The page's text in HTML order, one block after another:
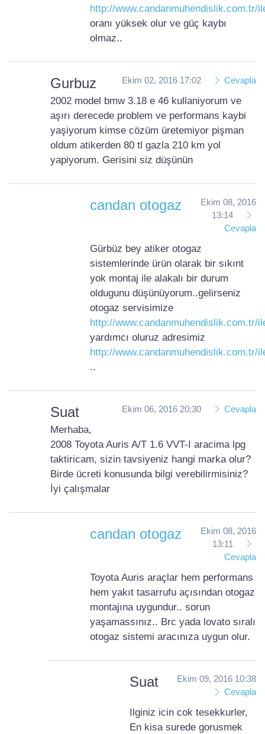
http://www.candanmuhendislik.com.tr/
oranı yüksek olur ve güç kaybı
olmaz..
Gurbuz Ekim 02, 2016 17:02 Cevapla
2002 model bmw 3.18 e 46 kullaniyorum ve
aşırı derecede problem ve performans kaybi
yaşiyorum kimse cözüm üretemiyor pişman
oldum atikerden 80 tl gazla 210 km yol
yapiyorum. Gerisini siz düşünün
candan otogaz
Ekim 08, 2016
13:14
Cevapla
Gürbüz bey atiker otogaz
sistemlerinde ürün olarak bir sıkınt
yok montaj ile alakalı bir durum
oldugunu düşünüyorum..gelirseniz
otogaz servisimize
http://www.candanmuhendislik.com.tr/
yardımcı oluruz adresimiz
http://www.candanmuhendislik.com.tr/
..
Suat Ekim 06, 2016 20:30 Cevapla
Merhaba,
2008 Toyota Auris A/T 1.6 VVT-I aracima lpg
taktiricam, sizin tavsiyeniz hangi marka olur?
Birde ücreti konusunda bilgi verebilirmisiniz?
İyi çalışmalar
candan otogaz
Ekim 08, 2016
13:11
Cevapla
Toyota Auris araçlar hem performans
hem yakıt tasarrufu açısından otogaz
montajına uygundur.. sorun
yaşamassınız.. Brc yada lovato sıralı
otogaz sistemi aracınıza uygun olur.
Suat
Ekim 09, 2016 10:38
Cevapla
Ilginiz icin cok tesekkurler,
En kisa surede gorusmek